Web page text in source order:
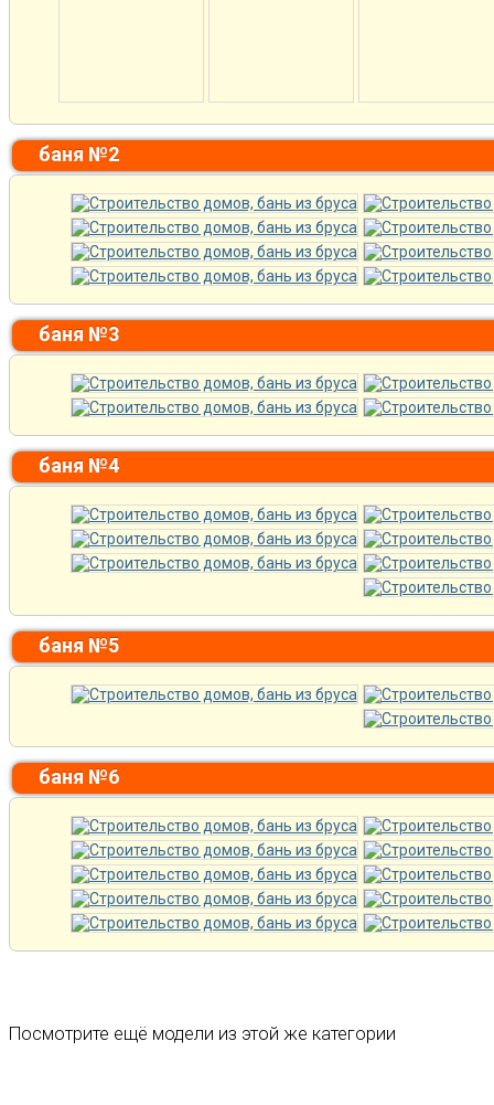
баня №2
баня №3
баня №4
баня №5
баня №6
Посмотрите ещё модели из этой же категории